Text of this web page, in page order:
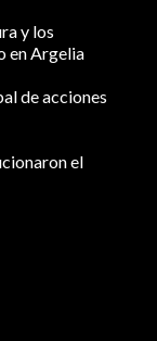
y los
en Argelia
de acciones
el